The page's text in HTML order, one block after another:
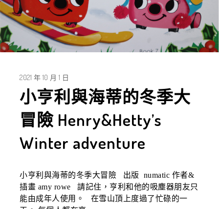
2021 年 10 月 1 日
小亨利與海蒂的冬季大
冒險 Henry&Hetty’s
Winter adventure
小亨利與海蒂的冬季大冒險 出版 numatic 作者&
插畫 amy rowe 請記住，亨利和他的吸塵器朋友只
能由成年人使用。 在雪山頂上度過了忙碌的一